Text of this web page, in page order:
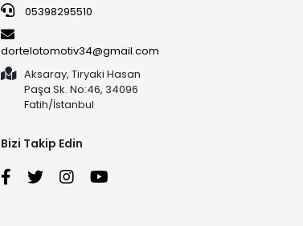
05398295510
dortelotomotiv34@gmail.com
Aksaray, Tiryaki Hasan
Paşa Sk. No:46, 34096
Fatih/İstanbul
Bizi Takip Edin